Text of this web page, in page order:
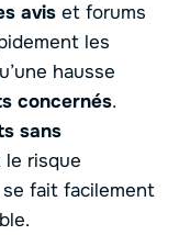
avis et forums
les
hausse
concernés.
sans
le risque
fait facilement